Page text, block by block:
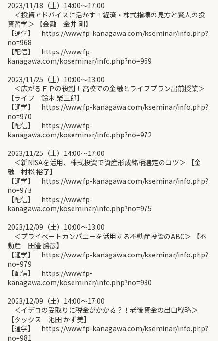
2023/11/18（土）14:00〜17:00
＜投資アドバイスに活かす！経済・株式指標の見方と賢人の投
資哲学＞ 【金融 金井 剛】
【通学】 https://www.fp-kanagawa.com/kseminar/info.php?
no=968
【配信】 https://www.fp-
kanagawa.com/koseminar/info.php?no=969
2023/11/25（土）10:00〜13:00
＜広がるＦＰの役割！高校での金融とライフプラン出前授業＞
【ライフ 鈴木 榮三郎】
【通学】 https://www.fp-kanagawa.com/kseminar/info.php?
no=970
【配信】 https://www.fp-
kanagawa.com/koseminar/info.php?no=972
2023/11/25（土）14:00〜17:00
＜新NISAを活用、株式投資で資産形成銘柄選定のコツ＞ 【金
融 村松 裕子】
【通学】 https://www.fp-kanagawa.com/kseminar/info.php?
no=973
【配信】 https://www.fp-
kanagawa.com/koseminar/info.php?no=975
2023/12/09（土）10:00〜13:00
＜プライベートカンパニーを活用する不動産投資のABC＞ 【不
動産 田邉 勝彦】
【通学】 https://www.fp-kanagawa.com/kseminar/info.php?
no=979
【配信】 https://www.fp-
kanagawa.com/koseminar/info.php?no=980
2023/12/09（土）14:00〜17:00
＜イデコの受取りに税金がかかる？！老後資金の出口戦略＞
【タックス 池田 かず美】
【通学】 https://www.fp-kanagawa.com/kseminar/info.php?
no=981